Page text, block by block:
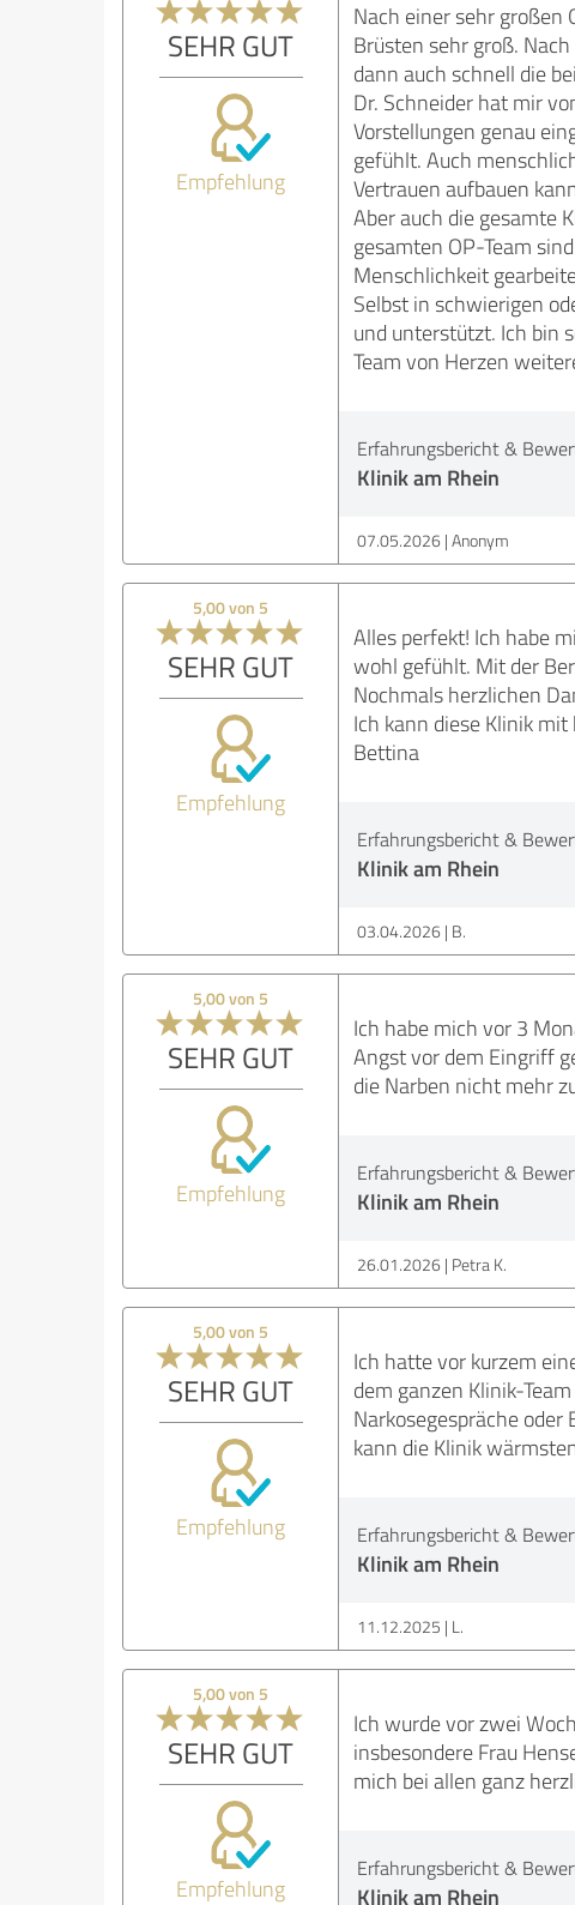
SEHR GUT
Empfehlung
Nach einer sehr
Brüsten sehr groß.
dann auch schnell die
Dr. Schneider hat mir
Vorstellungen genau
gefühlt. Auch
Vertrauen aufbauen
Aber auch die gesamte
gesamten OP-Team
Menschlichkeit
Selbst in schwierigen
und unterstützt. Ich bin
Team von Herzen
Erfahrungsbericht &
Klinik am Rhein
07.05.2026 Anonym
5,00 von 5
SEHR GUT
Empfehlung
Alles perfekt! Ich habe
wohl gefühlt. Mit der
Nochmals herzlichen
Ich kann diese Klinik
Bettina
Erfahrungsbericht &
Klinik am Rhein
03.04.2026 B.
5,00 von 5
SEHR GUT
Empfehlung
Ich habe mich vor 3
Angst vor dem Eingriff
die Narben nicht mehr
Erfahrungsbericht &
Klinik am Rhein
26.01.2026 Petra K.
5,00 von 5
SEHR GUT
Empfehlung
Ich hatte vor kurzem
dem ganzen Klinik-
Narkosegespräche
kann die Klinik
Erfahrungsbericht &
Klinik am Rhein
11.12.2025 L.
5,00 von 5
SEHR GUT
Empfehlung
Ich wurde vor zwei
insbesondere Frau
mich bei allen ganz
Erfahrungsbericht &
Klinik am Rhein